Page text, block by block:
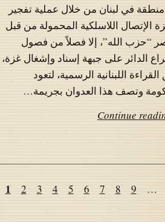
في لبنان من خلال عملية تفجير
الإتصال اللاسلكية المحمولة من قبل
“حزب الله”، إلا فصلاً من فصول
الدائر على جبهة إسناد وإشغال غزة،
اللبنانية الرسمية، لتعود
وتصف هذا العدوان بجريمة…
Continue
Pagination
Page
1 Page
2 Page
3 Page
4 Page
5 Page
6 Page
7 Page
8 Page
9 …